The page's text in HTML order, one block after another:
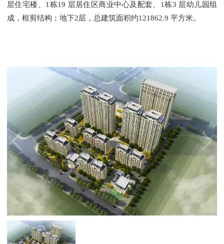
层住宅楼、1栋19 层居住区商业中心及配套、1栋3 层幼儿园组
成，框剪结构；地下2层，总建筑面积约121862.9 平方米。